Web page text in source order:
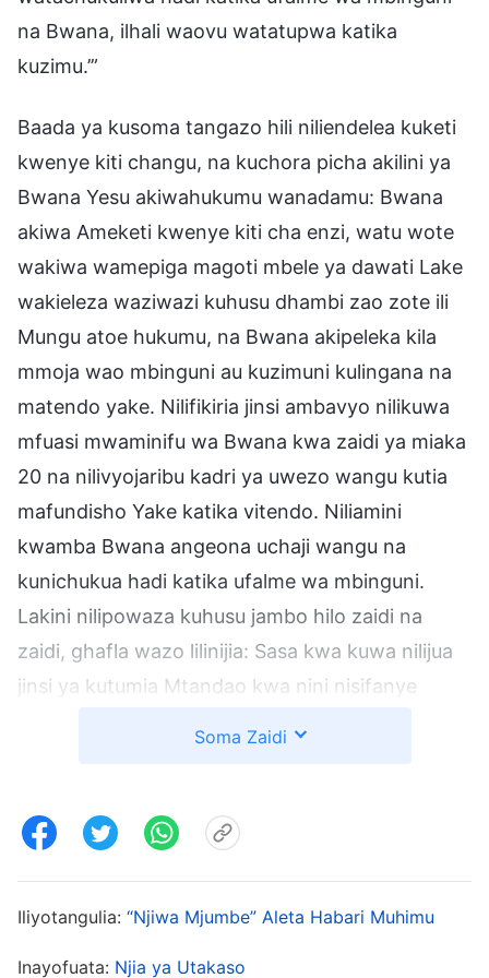
na Bwana, ilhali waovu watatupwa katika
kuzimu.’”
Baada ya kusoma tangazo hili niliendelea kuketi
kwenye kiti changu, na kuchora picha akilini ya
Bwana Yesu akiwahukumu wanadamu: Bwana
akiwa Ameketi kwenye kiti cha enzi, watu wote
wakiwa wamepiga magoti mbele ya dawati Lake
wakieleza waziwazi kuhusu dhambi zao zote ili
Mungu atoe hukumu, na Bwana akipeleka kila
mmoja wao mbinguni au kuzimuni kulingana na
matendo yake. Nilifikiria jinsi ambavyo nilikuwa
mfuasi mwaminifu wa Bwana kwa zaidi ya miaka
20 na nilivyojaribu kadri ya uwezo wangu kutia
mafundisho Yake katika vitendo. Niliamini
kwamba Bwana angeona uchaji wangu na
kunichukua hadi katika ufalme wa mbinguni.
Lakini nilipowaza kuhusu jambo hilo zaidi na
zaidi, ghafla wazo lilinijia: Sasa kwa kuwa nilijua
jinsi ya kutumia Mtandao kwa nini nisifanye
nilichobofya lakini kwa mshangao wangu,
Mwanadamu.” Hii ilichochea ari yangu ghafla, na
hivyo nikafungua tovuti hiyo ili nisome zaidi.
Soma Zaidi
Iliyotangulia: “Njiwa Mjumbe” Aleta Habari Muhimu
Inayofuata: Njia ya Utakaso